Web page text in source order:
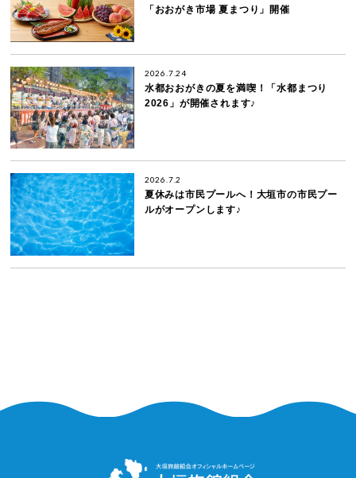
「おおがき市場 夏まつり」開催
2026.7.24
水都おおがきの夏を満喫！「水都まつり
2026」が開催されます♪
2026.7.2
夏休みは市民プールへ！大垣市の市民プー
ルがオープンします♪